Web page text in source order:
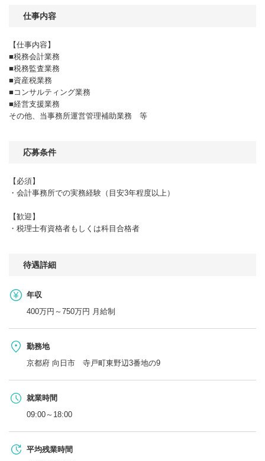
仕事内容
【仕事内容】
■税務会計業務
■税務監査業務
■資産税業務
■コンサルティング業務
■経営支援業務
その他、当事務所運営管理補助業務 等
応募条件
【必須】
・会計事務所での実務経験（目安3年程度以上）
【歓迎】
・税理士有資格者もしくは科目合格者
待遇詳細
年収
400万円～750万円 月給制
勤務地
京都府 向日市 寺戸町東野辺3番地の9
就業時間
09:00～18:00
平均残業時間